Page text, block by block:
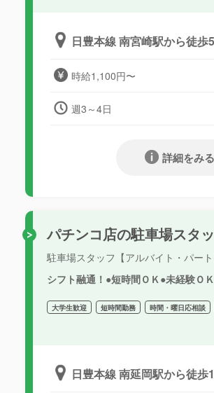
日豊本線 南宮崎駅から徒歩
時給1,100円〜
週3～4日
詳細をみる
パチンコ店の駐車場スタ
駐車場スタッフ【アルバイト・パート
シフト融通！●短時間ＯＫ●未経験ＯＫ
大学生歓迎 短時間勤務 時間・曜日応相談
日豊本線 南延岡駅から徒歩